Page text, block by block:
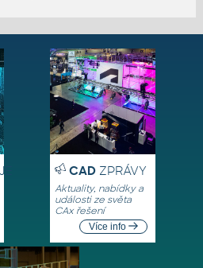
CADZPRÁVY
Aktuality, nabídky a
události ze světa
CAx řešení
Více info